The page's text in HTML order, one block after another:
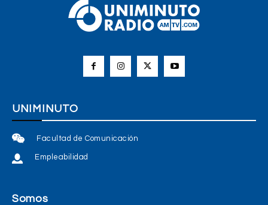
UNIMINUTO
Facultad de Comunicación
Empleabilidad
Somos